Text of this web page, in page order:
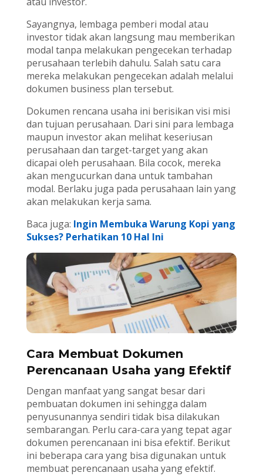
Sayangnya, lembaga pemberi modal atau
investor tidak akan langsung mau memberikan
modal tanpa melakukan pengecekan terhadap
perusahaan terlebih dahulu. Salah satu cara
mereka melakukan pengecekan adalah melalui
dokumen business plan tersebut.
Dokumen rencana usaha ini berisikan visi misi
dan tujuan perusahaan. Dari sini para lembaga
maupun investor akan melihat keseriusan
perusahaan dan target-target yang akan
dicapai oleh perusahaan. Bila cocok, mereka
akan mengucurkan dana untuk tambahan
modal. Berlaku juga pada perusahaan lain yang
akan melakukan kerja sama.
Baca juga: Ingin Membuka Warung Kopi yang
Sukses? Perhatikan 10 Hal Ini
Cara Membuat Dokumen
Perencanaan Usaha yang Efektif
Dengan manfaat yang sangat besar dari
pembuatan dokumen ini sehingga dalam
penyusunannya sendiri tidak bisa dilakukan
sembarangan. Perlu cara-cara yang tepat agar
dokumen perencanaan ini bisa efektif. Berikut
ini beberapa cara yang bisa digunakan untuk
membuat perencanaan usaha yang efektif.